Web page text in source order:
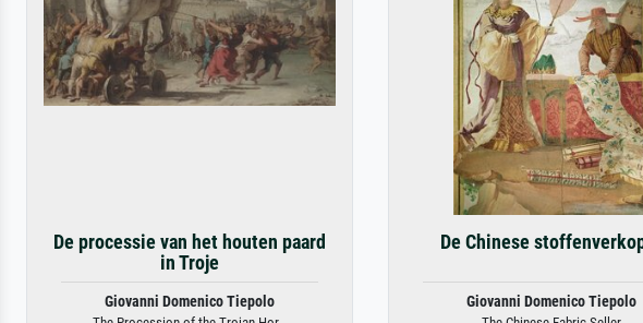
De processie van het houten paard
in Troje
Giovanni Domenico Tiepolo
De Chinese
Giovanni Domenico Tiepolo